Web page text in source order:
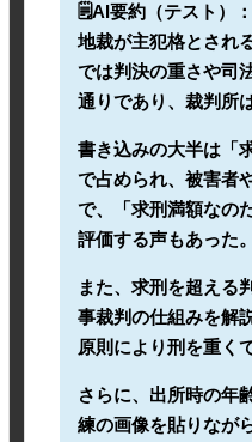
🗒️AI要約（テスト）：
地裁が主犯格とされ
では判決の重さや司
通りであり、裁判所
書き込みの大半は「
で占められ、被害者
で、「求刑満額なの
評価する声もあった。
また、求刑を超える
事裁判の仕組みを解
原則により刑を重く
さらに、出所時の年
練の画像を貼りなが